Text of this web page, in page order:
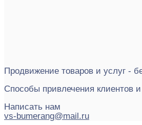
Продвижение товаров и услуг -
Способы привлечения клиентов
Написать нам
vs-bumerang@mail.ru